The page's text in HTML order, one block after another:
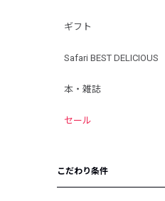
ギフト
Safari BEST DELICIOUS
本・雑誌
セール
こだわり条件